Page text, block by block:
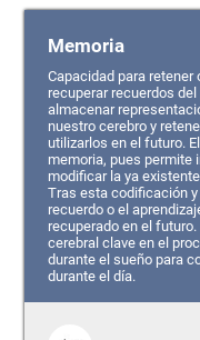
Memoria
Capacidad para
recuperar recuerdos
almacenar
nuestro cerebro y
utilizarlos en el futuro.
memoria, pues permite
modificar la ya
Tras esta codificación
recuerdo o el
recuperado en el
cerebral clave en el
durante el sueño para
durante el día.